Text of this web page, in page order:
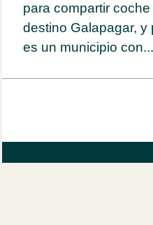
para compartir
destino Galapagar,
es un municipio con...